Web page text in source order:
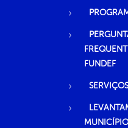
FUNDEF